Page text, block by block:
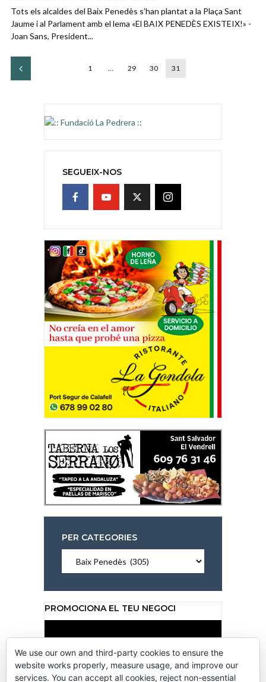
Tots els alcaldes del Baix Penedès s’han plantat a la Plaça Sant
Jaume i al Parlament amb el lema «El BAIX PENEDÈS EXISTEIX!» -
Joan Sans, President...
1 … 29 30 31
SEGUEIX-NOS
PER CATEGORIES
categories
PROMOCIONA EL TEU NEGOCI
de
vídeo
We use our own and third-party cookies to ensure the
website works properly, measure usage, and improve our
services. You can accept all cookies, reject non-essential